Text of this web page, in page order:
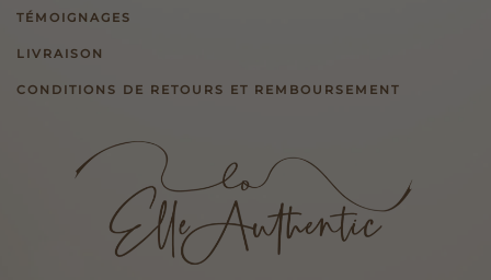
TÉMOIGNAGES
LIVRAISON
CONDITIONS DE RETOURS ET REMBOURSEMENT